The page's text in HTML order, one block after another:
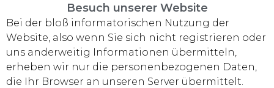
Besuch unserer Website
Bei der bloß informatorischen Nutzung der
Website, also wenn Sie sich nicht registrieren oder
uns anderweitig Informationen übermitteln,
erheben wir nur die personenbezogenen Daten,
die Ihr Browser an unseren Server übermittelt.